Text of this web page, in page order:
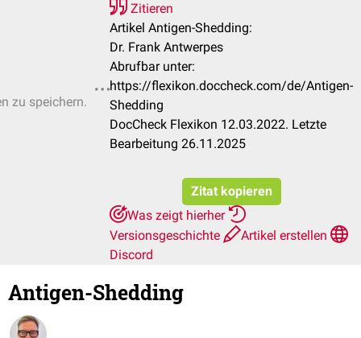
zu speichern.
Zitieren
Artikel Antigen-Shedding:
Dr. Frank Antwerpes
Abrufbar unter:
https://flexikon.doccheck.com/de/Antigen-
Shedding
DocCheck Flexikon 12.03.2022. Letzte
Bearbeitung 26.11.2025
Zitat kopieren
Was zeigt hierher
Versionsgeschichte
Artikel erstellen
Discord
Antigen-Shedding